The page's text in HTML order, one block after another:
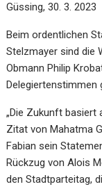
Güssing, 30. 3. 2023
Beim ordentlichen
Stelzmayer sind die
Obmann Philip
Delegiertenstimmen
„Die Zukunft basiert
Zitat von Mahatma
Fabian sein
Rückzug von Alois
den Stadtparteitag,